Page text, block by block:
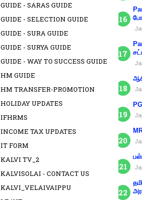
GUIDE - SARAS GUIDE
GUIDE - SELECTION GUIDE
GUIDE - SURA GUIDE
GUIDE - SURYA GUIDE
GUIDE - WAY TO SUCCESS GUIDE
HM GUIDE
HM TRANSFER-PROMOTION
HOLIDAY UPDATES
IFHRMS
INCOME TAX UPDATES
IT FORM
KALVI TV_2
KALVISOLAI - CONTACT US
KALVI_VELAIVAIPPU